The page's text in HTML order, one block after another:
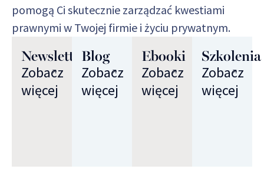
pomogą Ci skutecznie zarządzać kwestiami
prawnymi w Twojej firmie i życiu prywatnym.
Newsletter
Zobacz
więcej
Blog
Zobacz
więcej
Ebooki
Zobacz
więcej
Szkolenia
Zobacz
więcej